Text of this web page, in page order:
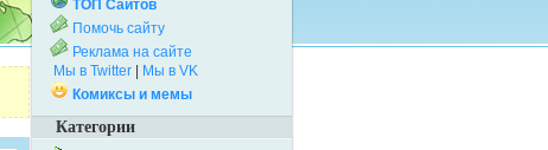
ТОП Сайтов
Помочь сайту
Реклама на сайте
Мы в Twitter
Мы в VK
Комиксы и мемы
Категории